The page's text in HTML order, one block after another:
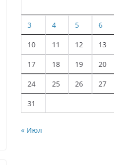
3 4 5 6
10 11 12 13
17 18 19 20
24 25 26 27
31
« Июл